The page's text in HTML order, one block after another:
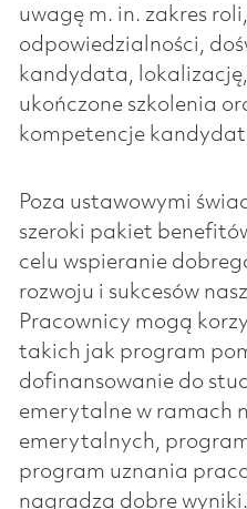
uwagę m. in. zakres
odpowiedzialności,
kandydata, lokalizację,
ukończone szkolenia
kompetencje
Poza ustawowymi
szeroki pakiet
celu wspieranie
rozwoju i sukcesów
Pracownicy mogą
takich jak program
dofinansowanie do
emerytalne w ramach
emerytalnych,
program uznania
nagradza dobre wyniki.